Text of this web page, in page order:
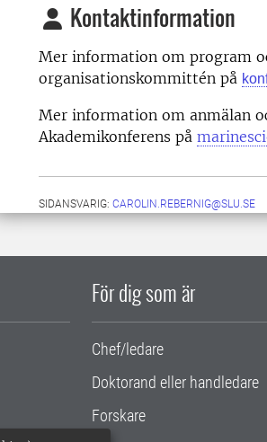
Kontaktinformation
Mer information om program
organisationskommittén på
Mer information om anmälan
Akademikonferens på
SIDANSVARIG: CAROLIN.REBERNIG@SLU.SE
För dig som är
Chef/ledare
Doktorand eller handledare
Forskare